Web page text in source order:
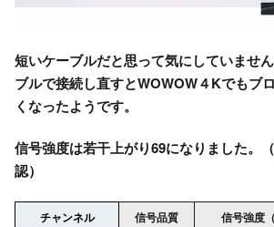
短いケーブルだと思って気にしていませ
ブルで接続し直すとWOWOW４Kでもブ
くなったようです。
信号強度は若干上がり69になりました。
認）
チャンネル 信号品質 信号強度